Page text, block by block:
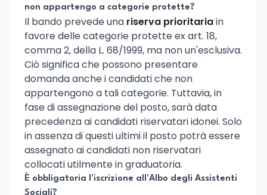
non appartengo a categorie protette?
Il bando prevede una riserva prioritariain
favore delle categorie protette ex art. 18,
comma 2, della L. 68/1999, ma non un'esclusiva.
Ciò significa che possono presentare
domanda anche i candidati che non
appartengono a tali categorie. Tuttavia, in
fase di assegnazione del posto, sarà data
precedenza ai candidati riservatari idonei. Solo
in assenza di questi ultimi il posto potrà essere
assegnato ai candidati non riservatari
collocati utilmente in graduatoria.
È obbligatoria l'iscrizione all'Albo degli Assistenti
Sociali?